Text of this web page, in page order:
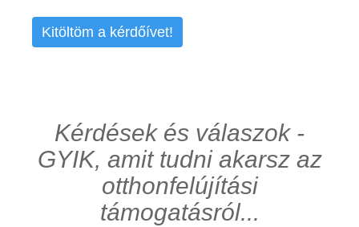
Kitöltöm a kérdőívet!
Kérdések és válaszok -
GYIK, amit tudni akarsz az
otthonfelújítási
támogatásról...